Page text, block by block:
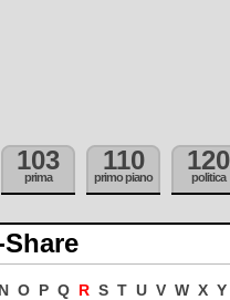
103
prima
110
primo piano
120
politica
N O P Q R S T U V W X Y